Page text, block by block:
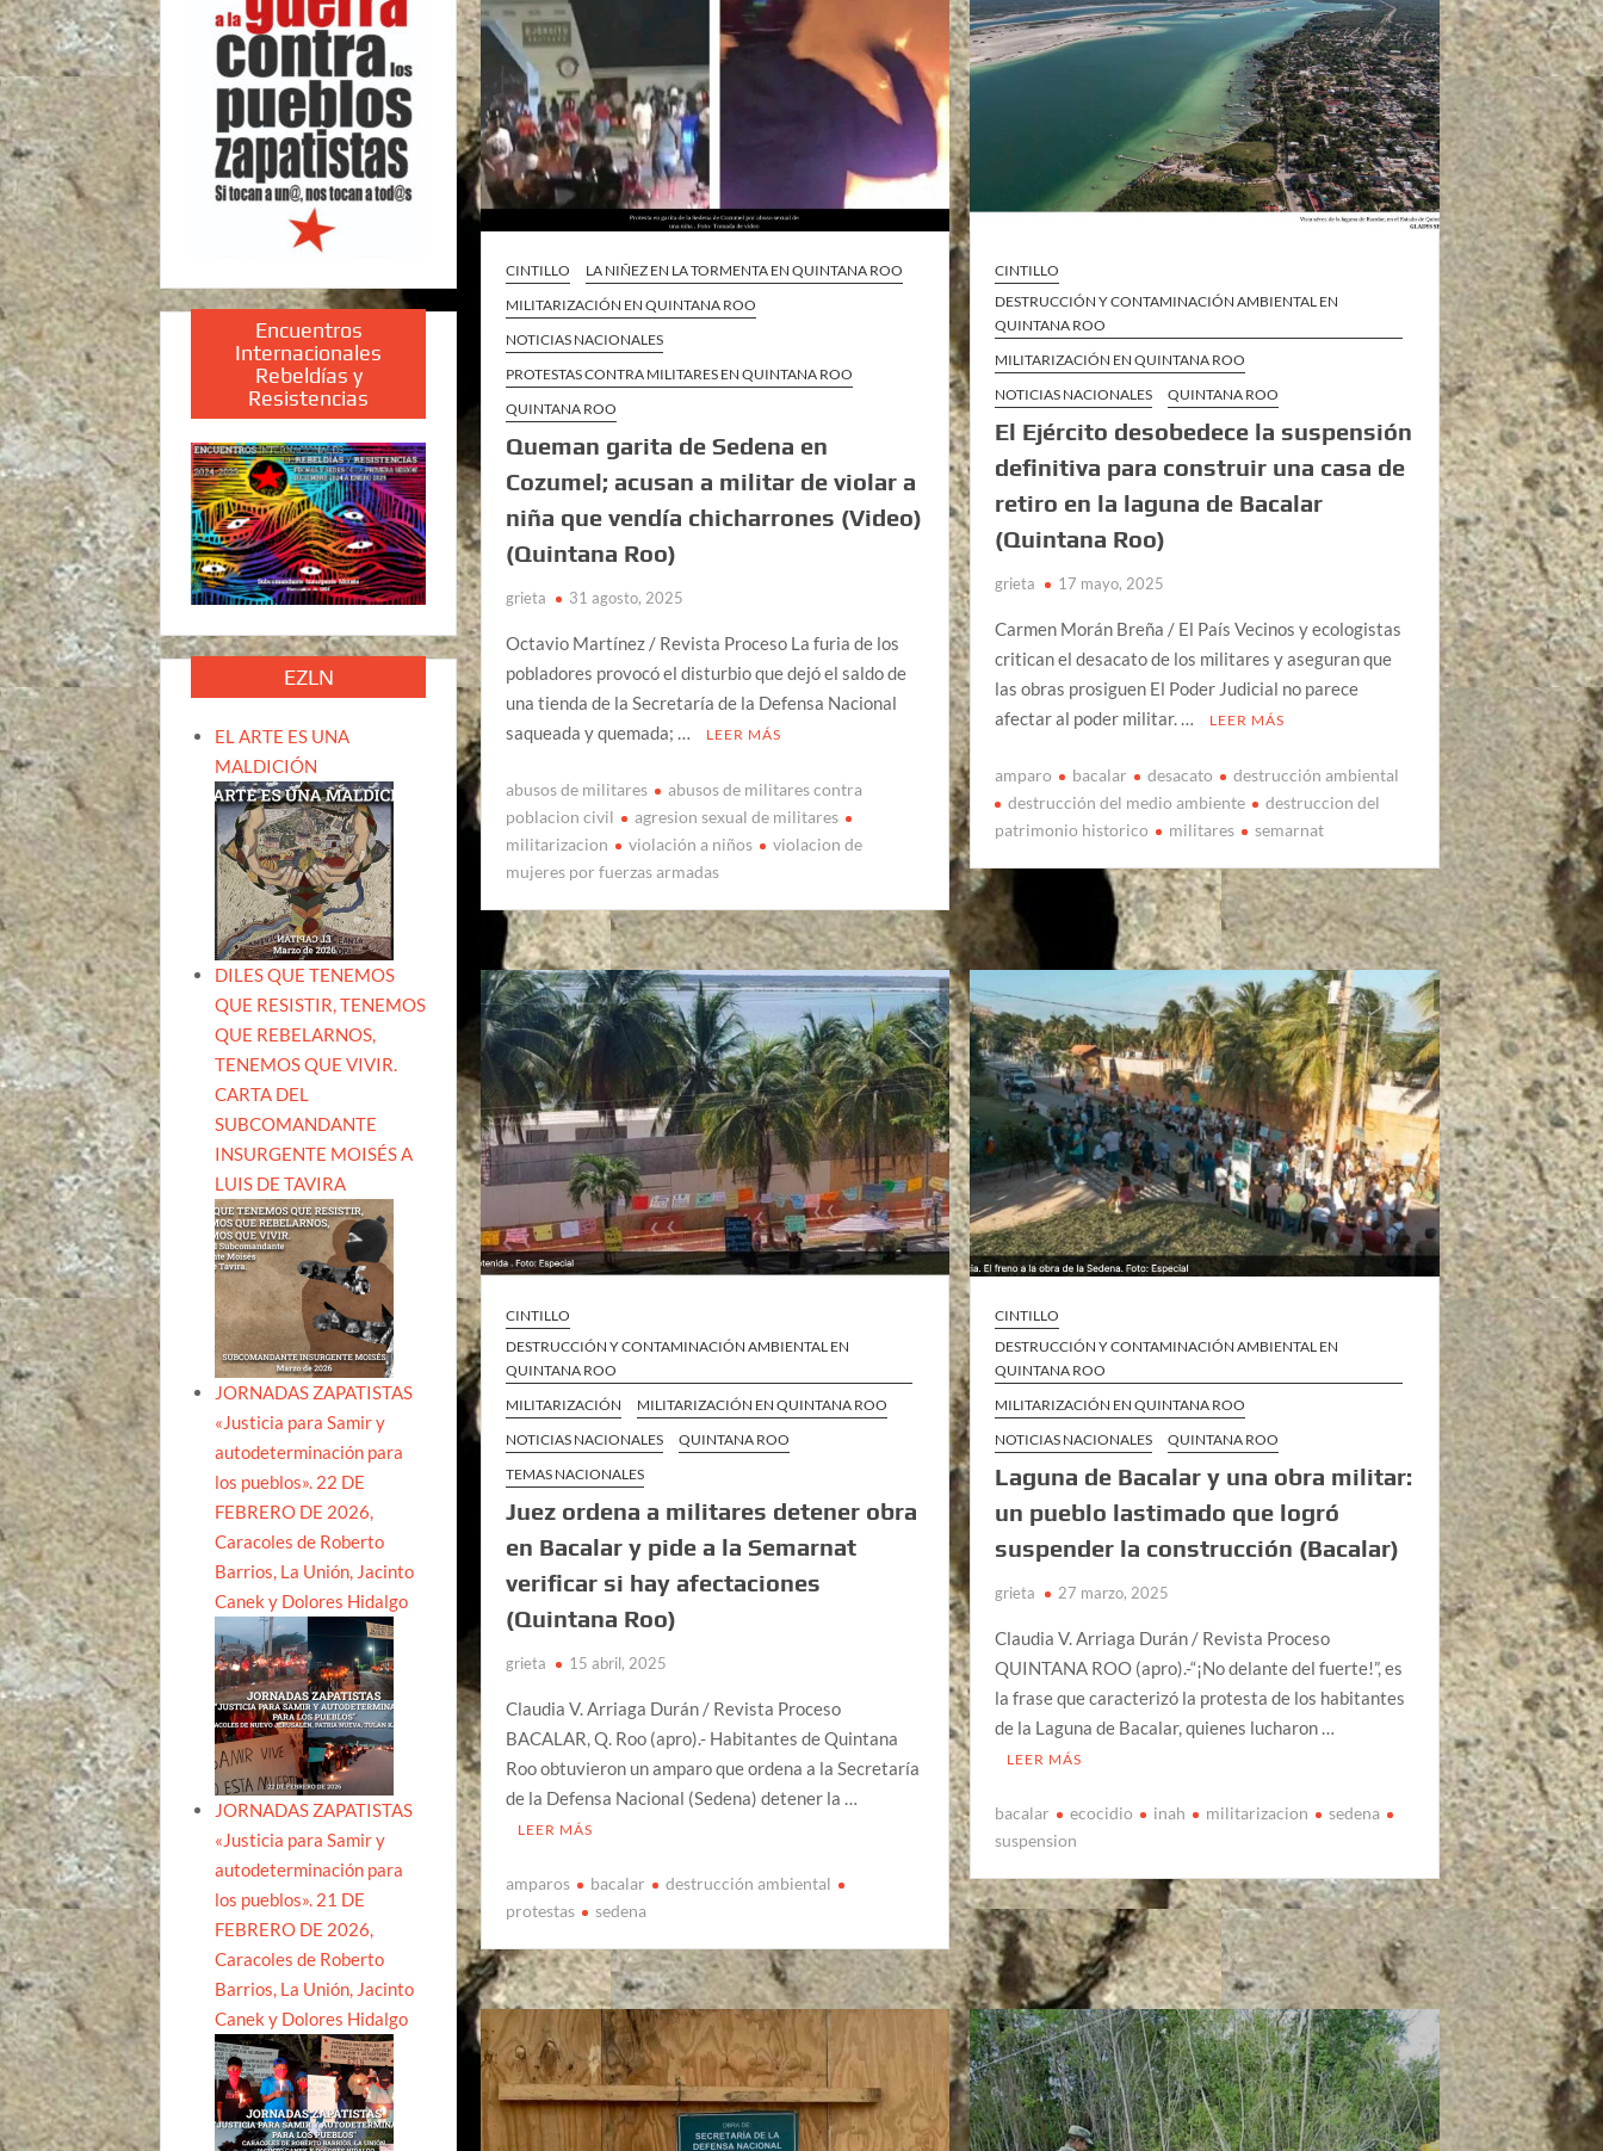
CINTILLO
LA NIÑEZ EN LA TORMENTA EN QUINTANA ROO
MILITARIZACIÓN EN QUINTANA ROO
NOTICIAS NACIONALES
PROTESTAS CONTRA MILITARES EN QUINTANA ROO
QUINTANA ROO
Queman garita de Sedena en
Cozumel; acusan a militar de violar a
niña que vendía chicharrones (Video)
(Quintana Roo)
grieta 31 agosto, 2025
Octavio Martínez / Revista Proceso La furia de los
pobladores provocó el disturbio que dejó el saldo de
una tienda de la Secretaría de la Defensa Nacional
saqueada y quemada; …
LEER MÁS
abusos de militares
abusos de militares contra
poblacion civil
agresion sexual de militares
militarizacion
violación a niños
violacion de
mujeres por fuerzas armadas
CINTILLO
DESTRUCCIÓN Y CONTAMINACIÓN AMBIENTAL EN
QUINTANA ROO
MILITARIZACIÓN EN QUINTANA ROO
NOTICIAS NACIONALES
QUINTANA ROO
El Ejército desobedece la suspensión
definitiva para construir una casa de
retiro en la laguna de Bacalar
(Quintana Roo)
grieta 17 mayo, 2025
Carmen Morán Breña / El País Vecinos y ecologistas
critican el desacato de los militares y aseguran que
las obras prosiguen El Poder Judicial no parece
afectar al poder militar. …
LEER MÁS
amparo bacalar desacato
destrucción ambiental
destrucción del medio ambiente
destruccion del
patrimonio historico
militares semarnat
CINTILLO
DESTRUCCIÓN Y CONTAMINACIÓN AMBIENTAL EN
QUINTANA ROO
MILITARIZACIÓN
MILITARIZACIÓN EN QUINTANA ROO
NOTICIAS NACIONALES
QUINTANA ROO
TEMAS NACIONALES
Juez ordena a militares detener obra
en Bacalar y pide a la Semarnat
verificar si hay afectaciones
(Quintana Roo)
grieta 15 abril, 2025
Claudia V. Arriaga Durán / Revista Proceso
BACALAR, Q. Roo (apro).- Habitantes de Quintana
Roo obtuvieron un amparo que ordena a la Secretaría
de la Defensa Nacional (Sedena) detener la …
LEER MÁS
amparos bacalar
destrucción ambiental
protestas
sedena
CINTILLO
DESTRUCCIÓN Y CONTAMINACIÓN AMBIENTAL EN
QUINTANA ROO
MILITARIZACIÓN EN QUINTANA ROO
NOTICIAS NACIONALES
QUINTANA ROO
Laguna de Bacalar y una obra militar:
un pueblo lastimado que logró
suspender la construcción (Bacalar)
grieta 27 marzo, 2025
Claudia V. Arriaga Durán / Revista Proceso
QUINTANA ROO (apro).-“¡No delante del fuerte!”, es
la frase que caracterizó la protesta de los habitantes
de la Laguna de Bacalar, quienes lucharon …
LEER MÁS
bacalar ecocidio inah militarizacion
sedena
suspension
Encuentros
Internacionales
Rebeldías y
Resistencias
EZLN
EL ARTE ES UNA
MALDICIÓN
DILES QUE TENEMOS
QUE RESISTIR, TENEMOS
QUE REBELARNOS,
TENEMOS QUE VIVIR.
CARTA DEL
SUBCOMANDANTE
INSURGENTE MOISÉS A
LUIS DE TAVIRA
JORNADAS ZAPATISTAS
«Justicia para Samir y
autodeterminación para
los pueblos». 22 DE
FEBRERO DE 2026,
Caracoles de Roberto
Barrios, La Unión, Jacinto
Canek y Dolores Hidalgo
JORNADAS ZAPATISTAS
«Justicia para Samir y
autodeterminación para
los pueblos». 21 DE
FEBRERO DE 2026,
Caracoles de Roberto
Barrios, La Unión, Jacinto
Canek y Dolores Hidalgo